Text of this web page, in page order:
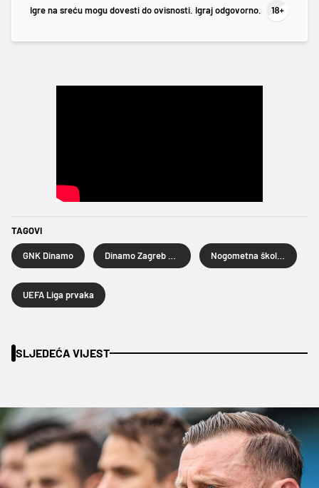
Igre na sreću mogu dovesti do ovisnosti. Igraj odgovorno.
TAGOVI
GNK Dinamo
UEFA Liga prvaka
SLJEDEĆA VIJEST